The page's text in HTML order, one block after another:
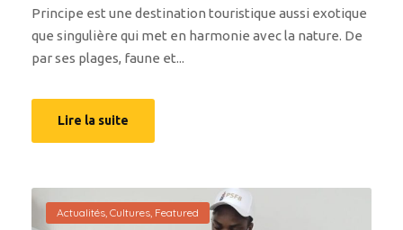
Principe est une destination touristique aussi exotique
que singulière qui met en harmonie avec la nature. De
par ses plages, faune et...
Lire la suite
Actualités, Cultures, Featured